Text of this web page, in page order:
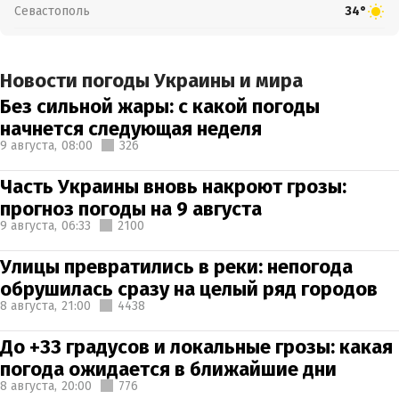
Севастополь 34°
Новости погоды Украины и мира
Без сильной жары: с какой погоды
начнется следующая неделя
9 августа, 08:00 326
Часть Украины вновь накроют грозы:
прогноз погоды на 9 августа
9 августа, 06:33 2100
Улицы превратились в реки: непогода
обрушилась сразу на целый ряд городов
8 августа, 21:00 4438
До +33 градусов и локальные грозы: какая
погода ожидается в ближайшие дни
8 августа, 20:00 776